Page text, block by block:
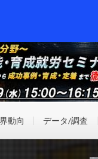
動向 データ/調査